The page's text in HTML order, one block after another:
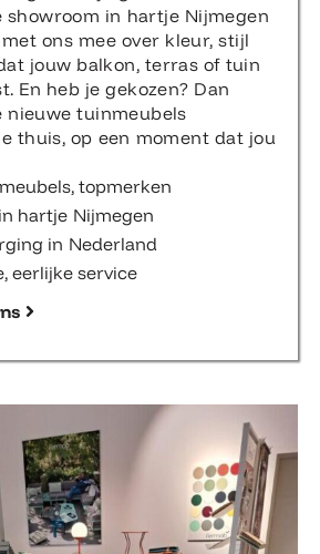
showroom in hartje Nijmegen
ons mee over kleur, stijl
jouw balkon, terras of tuin
En heb je gekozen? Dan
nieuwe tuinmeubels
thuis, op een moment dat jou
topmerken
hartje Nijmegen
in Nederland
eerlijke service